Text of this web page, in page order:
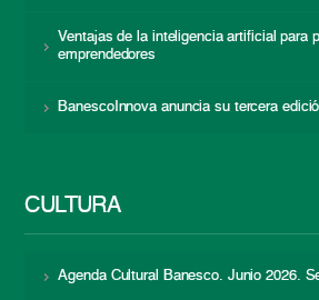
Ventajas de la inteligencia artificial para
emprendedores
BanescoInnova anuncia su tercera
CULTURA
Agenda Cultural Banesco. Junio 2026.